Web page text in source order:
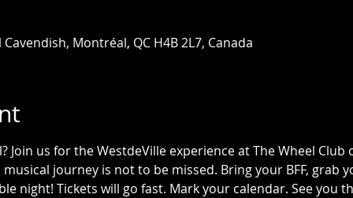
Montréal, QC H4B 2L7, Canada
Join us for the WestdeVille experience at The Wheel Club
journey is not to be missed. Bring your BFF, grab
night! Tickets will go fast. Mark your calendar. See you